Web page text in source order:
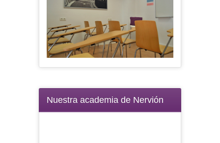
Nuestra academia de Nervión